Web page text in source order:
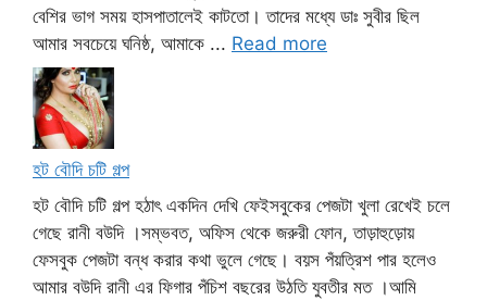
বেশির ভাগ সময় হাসপাতালেই কাটতো। তাদের মধ্যে ডাঃ সুবীর ছিল
আমার সবচেয়ে ঘনিষ্ঠ, আমাকে ... Read more
হট বৌদি চটি গল্প
হট বৌদি চটি গল্প হঠাৎ একদিন দেখি ফেইসবুকের পেজটা খুলা রেখেই চলে
গেছে রানী বউদি ।সম্ভবত, অফিস থেকে জরুরী ফোন, তাড়াহুড়োয়
ফেসবুক পেজটা বন্ধ করার কথা ভুলে গেছে। বয়স পঁয়ত্রিশ পার হলেও
আমার বউদি রানী এর ফিগার পঁচিশ বছরের উঠতি যুবতীর মত ।আমি